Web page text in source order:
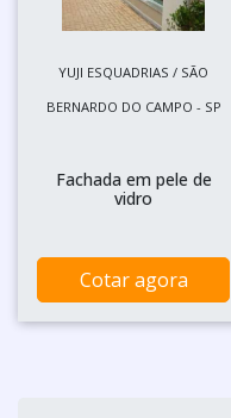
YUJI ESQUADRIAS / SÃO
BERNARDO DO CAMPO - SP
Fachada em pele de
vidro
Cotar agora